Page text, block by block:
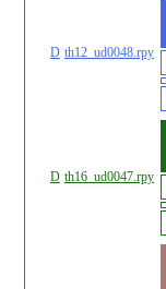
D th12_ud0048.rpy
D th16_ud0047.rpy